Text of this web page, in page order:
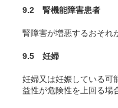
9.2 腎機能障害患者
腎障害が増悪するおそれ
9.5 妊婦
妊婦又は妊娠している可
益性が危険性を上回る場